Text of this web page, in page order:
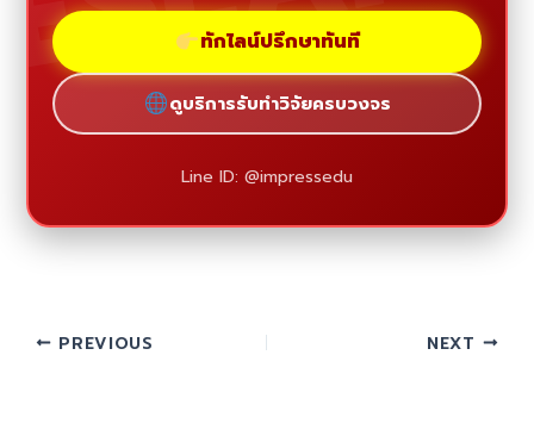
ทักไลน์ปรึกษาทันที
ดูบริการรับทำวิจัยครบวงจร
Line ID: @impressedu
PREVIOUS NEXT